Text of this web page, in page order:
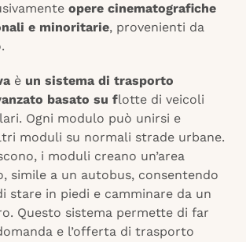
opere cinematografiche
e minoritarie, provenienti da
è un sistema di trasporto
basato su flotte di veicoli
Ogni modulo può unirsi e
moduli su normali strade urbane.
i moduli creano un’area
simile a un autobus, consentendo
stare in piedi e camminare da un
Questo sistema permette di far
e l’offerta di trasporto